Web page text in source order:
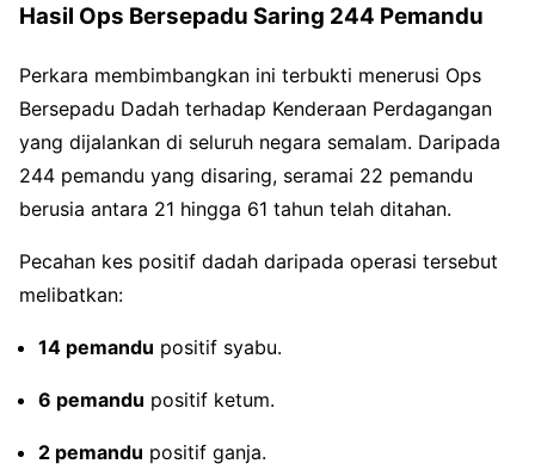
Hasil Ops Bersepadu Saring 244 Pemandu
Perkara membimbangkan ini terbukti menerusi Ops
Bersepadu Dadah terhadap Kenderaan Perdagangan
yang dijalankan di seluruh negara semalam. Daripada
244 pemandu yang disaring, seramai 22 pemandu
berusia antara 21 hingga 61 tahun telah ditahan.
Pecahan kes positif dadah daripada operasi tersebut
melibatkan:
14 pemandu positif syabu.
6 pemandu positif ketum.
2 pemandu positif ganja.